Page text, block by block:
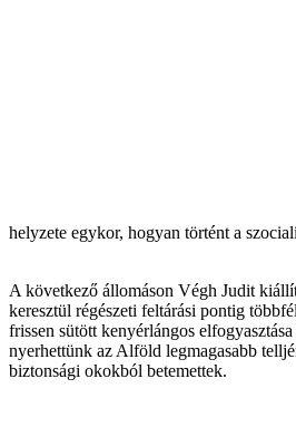
helyzete egykor, hogyan történt a
A következő állomáson Végh Judit
keresztül régészeti feltárási pontig
frissen sütött kenyérlángos
nyerhettünk az Alföld legmagasabb
biztonsági okokból betemettek.